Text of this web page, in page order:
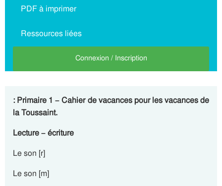
PDF à imprimer
Ressources liées
Connexion / Inscription
: Primaire 1 – Cahier de vacances pour les vacances de
la Toussaint.
Lecture – écriture
Le son [r]
Le son [m]